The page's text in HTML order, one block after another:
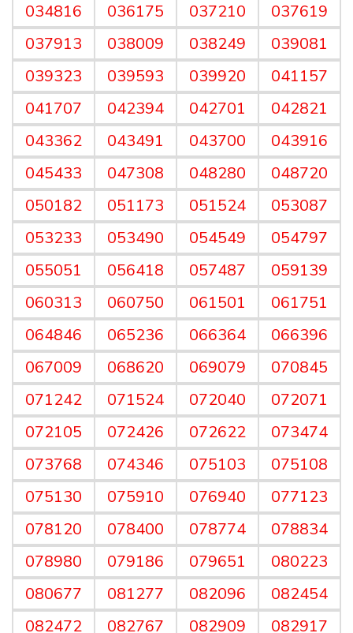
034816
036175 037210
037619
037913
038009 038249
039081
039323
039593 039920
041157
041707
042394 042701
042821
043362
043491 043700
043916
045433
047308 048280
048720
050182
051173 051524
053087
053233
053490 054549
054797
055051
056418 057487
059139
060313
060750 061501
061751
064846
065236 066364
066396
067009
068620 069079
070845
071242
071524 072040
072071
072105
072426 072622
073474
073768
074346 075103
075108
075130
075910 076940
077123
078120
078400 078774
078834
078980
079186 079651
080223
080677
081277 082096
082454
082472
082767 082909 082917